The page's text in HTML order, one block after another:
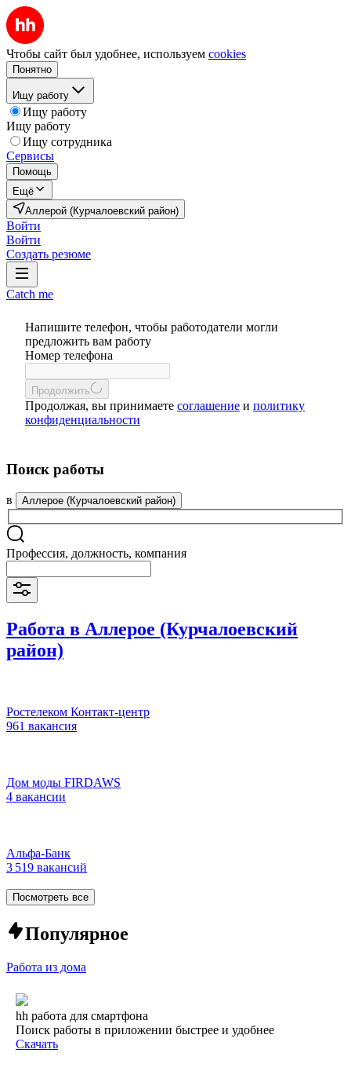
Чтобы сайт был удобнее, используем cookies
Понятно
Ищу работу
Ищу работу
Ищу работу
Ищу сотрудника
Сервисы
Помощь
Ещё
Аллерой (Курчалоевский район)
Войти
Войти
Создать резюме
Catch me
Напишите телефон, чтобы работодатели могли
предложить вам работу
Номер телефона
Продолжить
Продолжая, вы принимаете соглашение и политику
конфиденциальности
Поиск работы
в Аллерое (Курчалоевский район)
Профессия, должность, компания
Работа в Аллерое (Курчалоевский
район)
Ростелеком Контакт-центр
961 вакансия
Дом моды FIRDAWS
4 вакансии
Альфа-Банк
3 519 вакансий
Посмотреть все
Популярное
Работа из дома
hh работа для смартфона
Поиск работы в приложении быстрее и удобнее
Скачать